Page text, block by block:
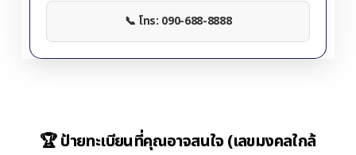
📞 โทร: 090-688-8888
🏆 ป้ายทะเบียนที่คุณอาจสนใจ (เลขมงคลใกล้